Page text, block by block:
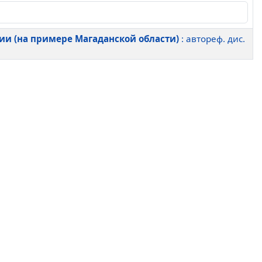
(на примере Магаданской области) : автореф. дис.